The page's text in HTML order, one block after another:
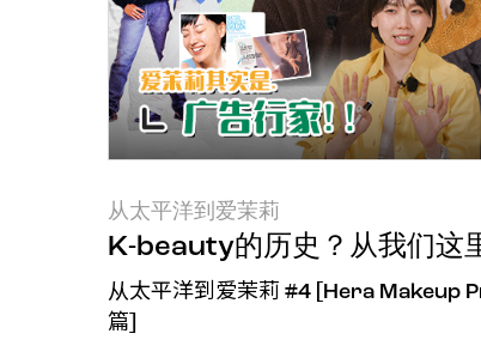
从太平洋到爱茉莉
K-beauty的历史？从我们这
从太平洋到爱茉莉 #4 [Hera Makeup
篇]